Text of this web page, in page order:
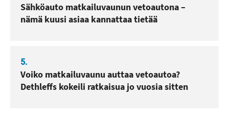
Sähköauto matkailuvaunun vetoautona –
nämä kuusi asiaa kannattaa tietää
5.
Voiko matkailuvaunu auttaa vetoautoa?
Dethleffs kokeili ratkaisua jo vuosia sitten